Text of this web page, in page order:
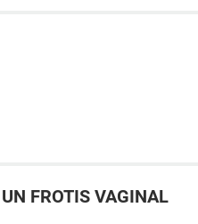
FROTIS VAGINAL